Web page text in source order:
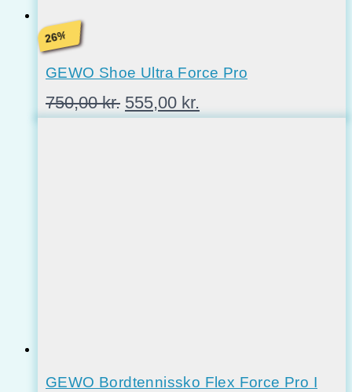
26%
GEWO Shoe Ultra Force Pro
750,00kr. Den
oprindelige
555,00 kr.
aktuelle
GEWO Bordtennissko Flex Force Pro I